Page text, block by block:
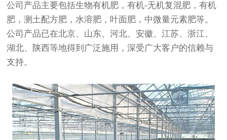
公司产品主要包括生物有机肥，有机-无机复混肥，有机
肥，测土配方肥，水溶肥，叶面肥，中微量元素肥等。
公司产品已在北京、山东、河北、安徽、江苏、浙江、
湖北、陕西等地得到广泛施用，深受广大客户的信赖与
支持。